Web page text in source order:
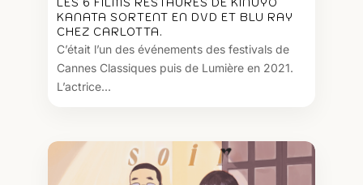
LES 6 FILMS RESTAURÉS DE KINUYO
KANATA SORTENT EN DVD ET BLU RAY
CHEZ CARLOTTA.
C’était l’un des événements des festivals de
Cannes Classiques puis de Lumière en 2021.
L’actrice...